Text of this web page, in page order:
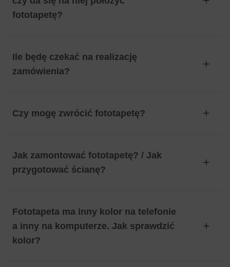
fototapetę?
Ile będę czekać na realizację
zamówienia?
Czy mogę zwrócić fototapetę?
Jak zamontować fototapetę? / Jak
przygotować ścianę?
Fototapeta ma inny kolor na telefonie
a inny na komputerze. Jak sprawdzić
kolor?